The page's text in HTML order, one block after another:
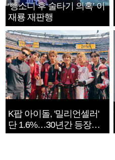
‘뺑소니 후 술타기 의혹’ 이
재룡 재판행
K팝 아이돌, '밀리언셀러'
단 1.6%…30년간 등장
1182개팀 전수조사